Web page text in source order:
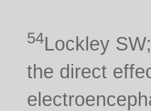
54Lockley
the direct